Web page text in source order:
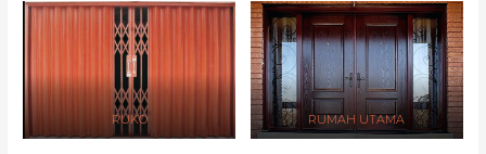
RUKO RUMAH UTAMA